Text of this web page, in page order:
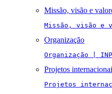
Missão, visão e
Missão, visão e
Organização
Organização |
Projetos
Projetos